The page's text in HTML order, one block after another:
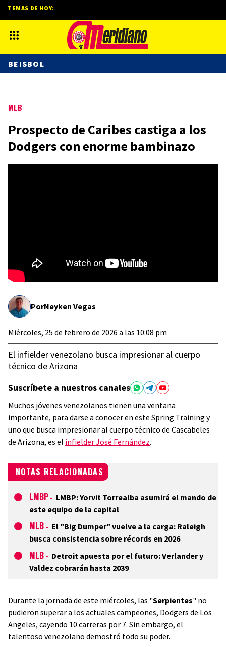
MLB
Prospecto de Caribes castiga a los
Dodgers con enorme bambinazo
PorNeyken Vegas
Miércoles, 25 de febrero de 2026 a las 10:08 pm
El infielder venezolano busca impresionar al cuerpo
técnico de Arizona
Suscríbete a nuestros canales
Muchos jóvenes venezolanos tienen una ventana
importante, para darse a conocer en este Spring Training y
uno que busca impresionar al cuerpo técnico de Cascabeles
de Arizona, es el infielder José Fernández.
NOTAS RELACIONADAS
LMBP - LMBP: Yorvit Torrealba asumirá el mando de
este equipo de la capital
MLB - El "Big Dumper" vuelve a la carga: Raleigh
busca consistencia sobre récords en 2026
MLB - Detroit apuesta por el futuro: Verlander y
Valdez cobrarán hasta 2039
Durante la jornada de este miércoles, las "Serpientes" no
pudieron superar a los actuales campeones, Dodgers de Los
Angeles, cayendo 10 carreras por 7. Sin embargo, el
talentoso venezolano demostró todo su poder.
TEMAS DE HOY:
BEISBOL